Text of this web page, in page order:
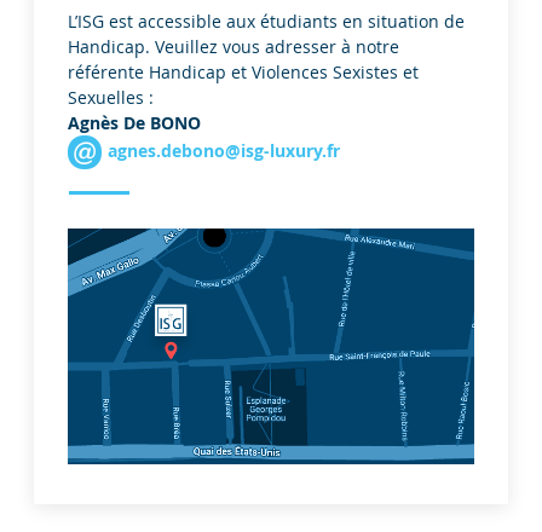
L’ISG est accessible aux étudiants en situation de
Handicap. Veuillez vous adresser à notre
référente Handicap et Violences Sexistes et
Sexuelles :
Agnès De BONO
agnes.debono@isg-luxury.fr